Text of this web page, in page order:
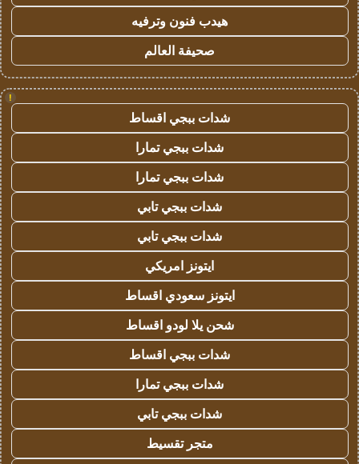
هيدب فنون وترفيه
صحيفة العالم
!
شدات ببجي اقساط
شدات ببجي تمارا
شدات ببجي تمارا
شدات ببجي تابي
شدات ببجي تابي
ايتونز امريكي
ايتونز سعودي اقساط
شحن يلا لودو اقساط
شدات ببجي اقساط
شدات ببجي تمارا
شدات ببجي تابي
متجر تقسيط